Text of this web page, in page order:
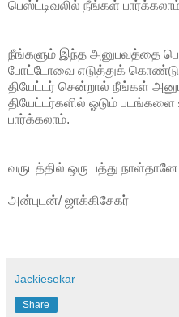
பெஸ்ட்டிவலில் நீங்கள்
நீங்களும் இந்த அனுபவத்தை
போட்டோவை எடுத்துக்
தியேட்டர் சென்றால் நீங்கள்
தியேட்டர்களில் ஓடும் படங்களை
பார்க்கலாம்.
வருடத்தில் ஒரு பத்து
அன்புடன்/ ஜாக்கிசேகர்
Jackiesekar
Share